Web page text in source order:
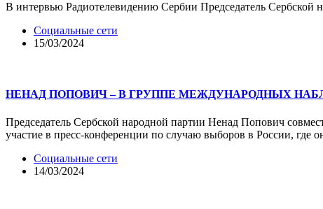
В интервью Радиотелевидению Сербии Председатель Сербской
Социальные сети
15/03/2024
НЕНАД ПОПОВИЧ – В ГРУППЕ МЕЖДУНАРОДНЫХ
Председатель Сербской народной партии Ненад Попович
участие в пресс-конференции по случаю выборов в России,
Социальные сети
14/03/2024